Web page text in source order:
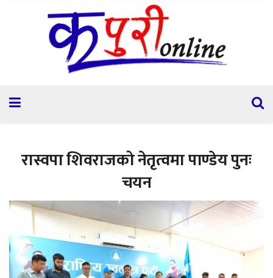
रास्वपा शिवराजको नेतृत्वमा पाण्डेय पुनः
चयन